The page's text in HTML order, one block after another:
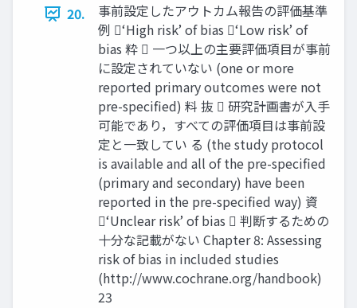
20.
事前設定したアウトカム報告の評価基準
例 ‘High risk’ of bias ‘Low risk’ of
bias 粋  一つ以上の主要評価項目が事前
に設定されていない (one or more
reported primary outcomes were not
pre-specified) 料 抜  研究計画書が⼊⼿
可能であり，すべての評価項目は事前設
定と一致してい る (the study protocol
is available and all of the pre-specified
(primary and secondary) have been
reported in the pre-specified way) 資
‘Unclear risk’ of bias  判断するための
十分な記載がない Chapter 8: Assessing
risk of bias in included studies
(http://www.cochrane.org/handbook)
23